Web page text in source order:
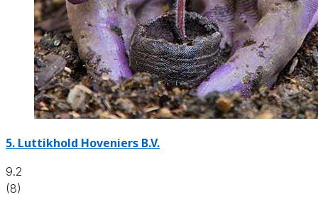
5. Luttikhold Hoveniers B.V.
9.2
(8)